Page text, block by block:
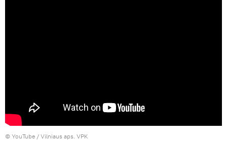
© YouTube / Vilniaus aps. VPK